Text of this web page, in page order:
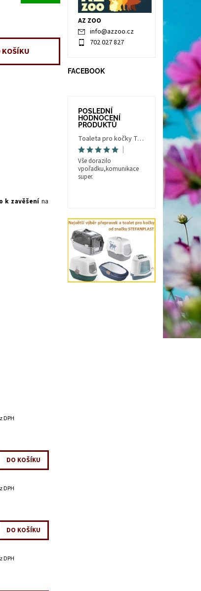
k zavěšení na
DPH
DPH
DPH
AZ ZOO
info@azzoo.cz
702 027 827
FACEBOOK
POSLEDNÍ
HODNOCENÍ
PRODUKTŮ
Toaleta pro kočky Trés Chic Indoor Filter, krytá - kočičí WC s filtrem, holubí šedá/bílá
|
Vše dorazilo
vpořadku,komunikace
super.